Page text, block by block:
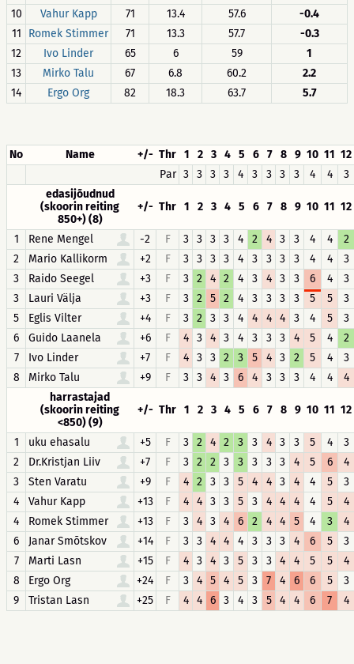
10
Vahur Kapp 71 13.4 57.6
-0.4
11
Romek Stimmer 71 13.3 57.7
-0.3
12
Ivo Linder 65 6 59
1
13
Mirko Talu 67 6.8 60.2
2.2
14
Ergo Org 82 18.3 63.7 5.7
No Name +/- Thr 1 2 3 4 5 6 7 8 9 10 11 12
Par 3 3 3 3 4 3 3 3 3 4 4
3
edasijõudnud
(skoorin reiting
850+) (8)
+/- Thr 1 2 3 4 5 6 7 8 9 10 11 12
1 Rene Mengel -2 F 3 3 3 3 4 2 4 3 3 4 4
2
2
Mario Kallikorm +2 F 3 3 3 3 4 3 3 3 3 4 4
3
3
Raido Seegel +3 F 3 2 4 2 4 3 4 3 3 6 4
3
3
Lauri Välja +3 F 3 2 5 2 4 3 3 3 3 5 5
3
5
Eglis Vilter +4 F 3 2 3 3 4 4 4 4 3 4 5
3
6
Guido Laanela +6 F 4 3 4 3 4 3 3 3 4 5 4
2
7
Ivo Linder +7 F 4 3 3 2 3 5 4 3 2 5 4
3
8
Mirko Talu +9 F 3 3 4 3 6 4 3 3 3 4 4
4
harrastajad
(skoorin reiting
<850) (9)
+/- Thr 1 2 3 4 5 6 7 8 9 10 11 12
1 uku ehasalu +5 F 3 2 4 2 3 3 4 3 3 5 4
3
2
Dr.Kristjan Liiv +7 F 3 2 2 3 3 3 3 3 4 5 6
4
3
Sten Varatu +9 F 4 2 3 3 5 4 4 3 4 4 5
3
4
Vahur Kapp +13 F 4 4 3 3 5 3 4 4 4 4 5
4
4
Romek Stimmer +13 F 3 4 3 4 6 2 4 4 5 4 3
4
6
Janar Smõtskov +14 F 3 3 4 4 4 3 3 3 4 6 5
3
7
Marti Lasn +15 F 4 3 4 3 5 3 3 4 4 5 5
4
8
Ergo Org +24 F 3 4 5 4 5 3 7 4 6 6 5
3
9
Tristan Lasn +25 F 4 4 6 3 4 3 5 4 4 6 7 4